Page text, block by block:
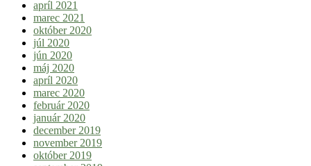
apríl 2021
marec 2021
október 2020
júl 2020
jún 2020
máj 2020
apríl 2020
marec 2020
február 2020
január 2020
december 2019
november 2019
október 2019